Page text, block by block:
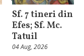
Sf. 7 tineri din
Efes; Sf. Mc.
Tatuil
04 Aug, 2026